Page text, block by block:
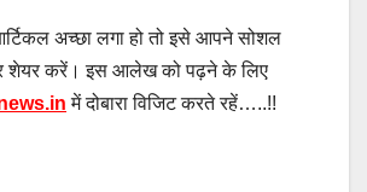
अच्छा लगा हो तो इसे आपने सोशल
शेयर करें। इस आलेख को पढ़ने के लिए
में दोबारा विजिट करते रहें…..!!